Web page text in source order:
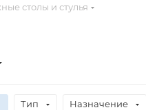
столы и стулья
Тип Назначение